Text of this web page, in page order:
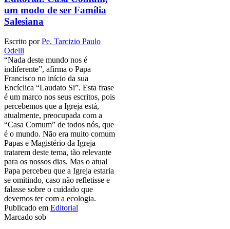
um modo de ser Família
Salesiana
Escrito porPe. Tarcizio Paulo
Odelli
“Nada deste mundo nos é
indiferente”, afirma o Papa
Francisco no início da sua
Encíclica “Laudato Si”. Esta frase
é um marco nos seus escritos, pois
percebemos que a Igreja está,
atualmente, preocupada com a
“Casa Comum” de todos nós, que
é o mundo. Não era muito comum
Papas e Magistério da Igreja
tratarem deste tema, tão relevante
para os nossos dias. Mas o atual
Papa percebeu que a Igreja estaria
se omitindo, caso não refletisse e
falasse sobre o cuidado que
devemos ter com a ecologia.
Publicado em Editorial
Marcado sob